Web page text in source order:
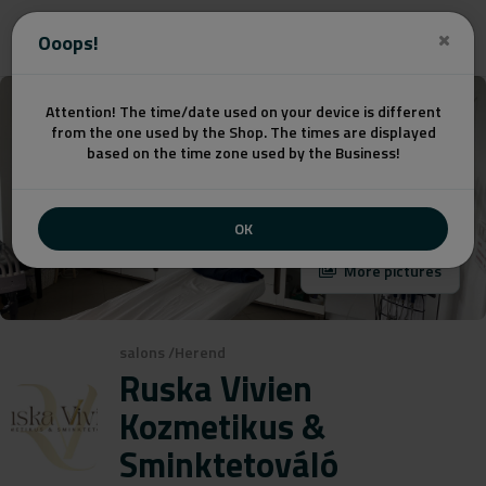
Ooops!
Attention! The time/date used on your device is different
from the one used by the Shop. The times are displayed
based on the time zone used by the Business!
OK
salons /Herend
Ruska Vivien
Kozmetikus &
Sminktetováló
More pictures